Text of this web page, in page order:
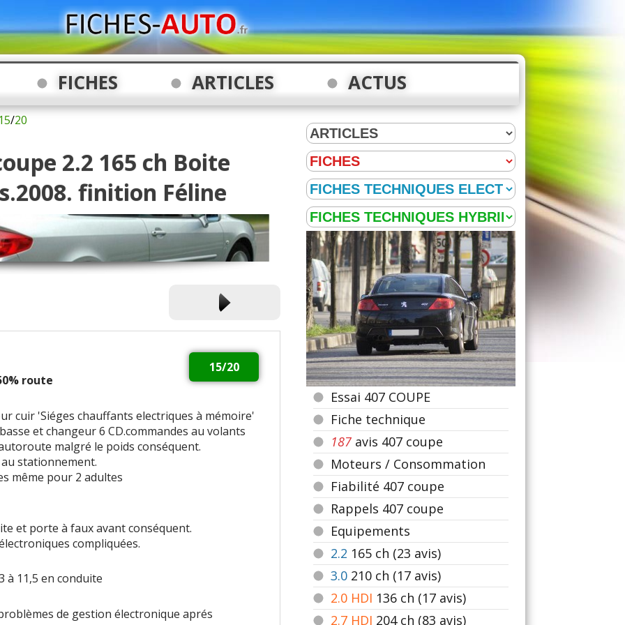
FICHES ARTICLES ACTUS
/20
2.2 165 ch Boite
finition Féline
15/20
route
cuir 'Siéges chauffants electriques à mémoire'
et changeur 6 CD.commandes au volants
malgré le poids conséquent.
stationnement.
même pour 2 adultes
et porte à faux avant conséquent.
compliquées.
à 11,5 en conduite
de gestion électronique aprés
Essai 407 COUPE
Fiche technique
187 avis 407 coupe
Moteurs / Consommation
Fiabilité 407 coupe
Rappels 407 coupe
Equipements
2.2 165 ch (23 avis)
3.0 210 ch (17 avis)
2.0 HDI 136 ch (17 avis)
2.7 HDI 204 ch (83 avis)